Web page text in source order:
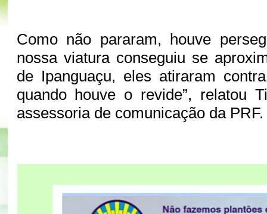
Como não pararam, houve
nossa viatura conseguiu se
de Ipanguaçu, eles atiraram
quando houve o revide”, relatou
assessoria de comunicação da PRF.